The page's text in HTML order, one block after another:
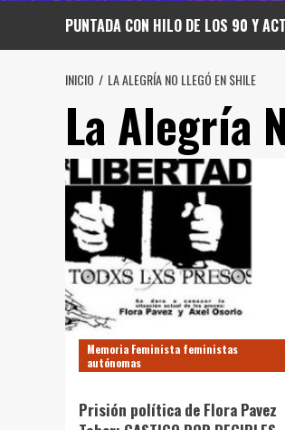
PUNTADA CON HILO DE LOS 90 Y
INICIO LA ALEGRÍA NO LLEGÓ EN $HILE
La Alegría
Memoria Feminista feministas
autónomas
Prisión política de Flora Pavez